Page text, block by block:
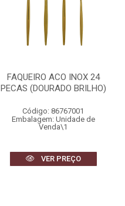
FAQUEIRO ACO INOX 24
PECAS (DOURADO BRILHO)
Código: 86767001
Embalagem: Unidade de
Venda\1
VER PREÇO